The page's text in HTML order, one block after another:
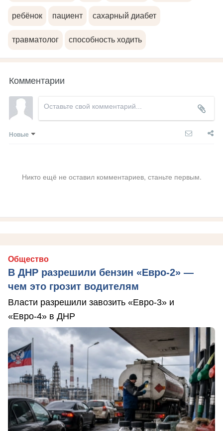
ребёнок пациент сахарный диабет
травматолог способность ходить
Комментарии
Новые
Никто ещё не оставил комментариев, станьте первым.
Общество
В ДНР разрешили бензин «Евро-2» —
чем это грозит водителям
Власти разрешили завозить «Евро-3» и
«Евро-4» в ДНР